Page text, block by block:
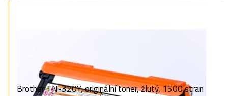
Brother TN-320Y, originální toner, žlutý, 1500 stran